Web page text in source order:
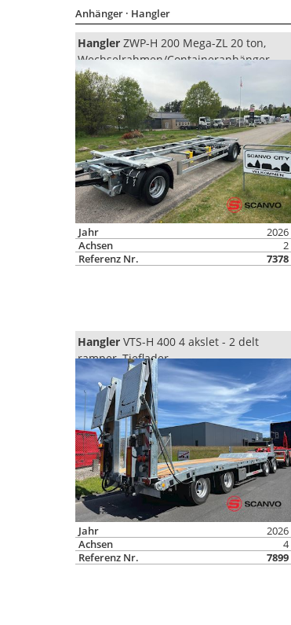
Anhänger · Hangler
Hangler ZWP-H 200 Mega-ZL 20 ton,
Wechselrahmen/Containeranhänger
Jahr
2026
Achsen
2
Referenz Nr.
7378
Hangler VTS-H 400 4 akslet - 2 delt
ramper, Tieflader
Jahr
2026
Achsen
4
Referenz Nr.
7899